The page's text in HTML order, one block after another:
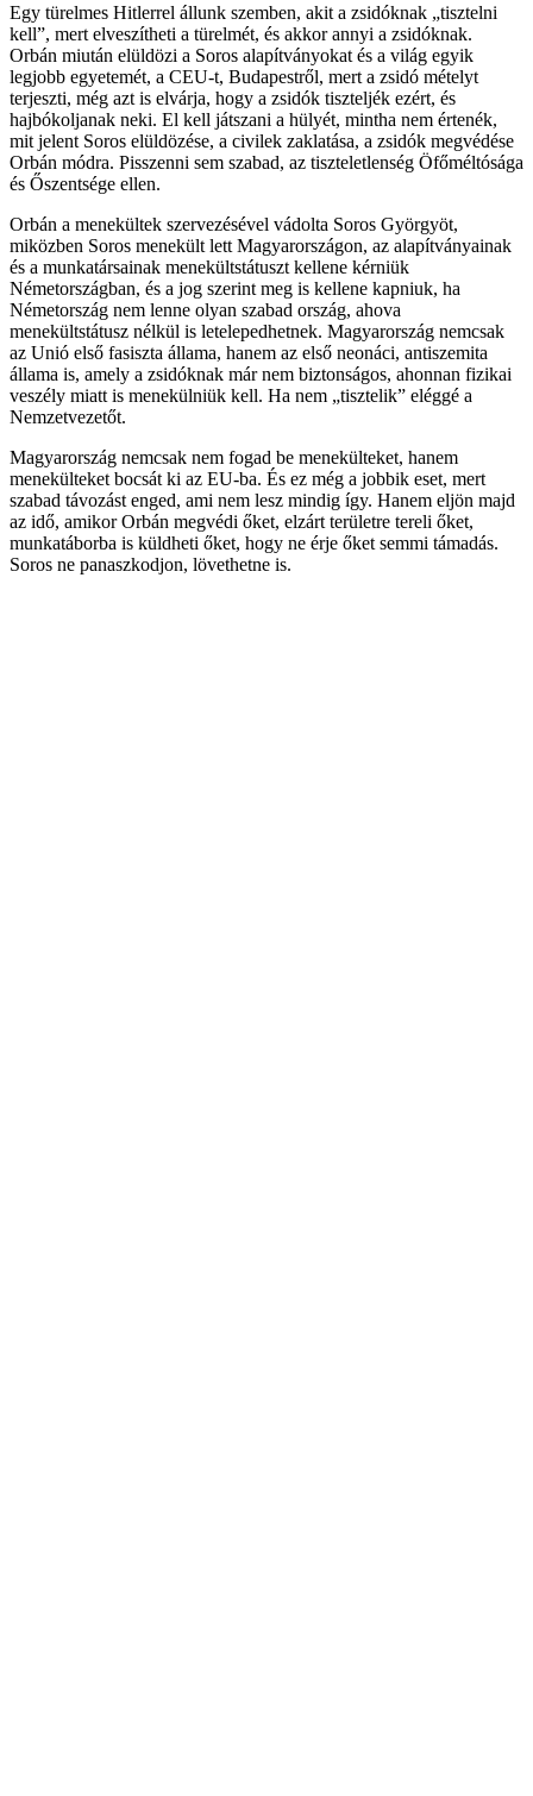
Egy türelmes Hitlerrel állunk szemben, akit a zsidóknak „tisztelni
kell”, mert elveszítheti a türelmét, és akkor annyi a zsidóknak.
Orbán miután elüldözi a Soros alapítványokat és a világ egyik
legjobb egyetemét, a CEU-t, Budapestről, mert a zsidó mételyt
terjeszti, még azt is elvárja, hogy a zsidók tiszteljék ezért, és
hajbókoljanak neki. El kell játszani a hülyét, mintha nem értenék,
mit jelent Soros elüldözése, a civilek zaklatása, a zsidók megvédése
Orbán módra. Pisszenni sem szabad, az tiszteletlenség Öfőméltósága
és Őszentsége ellen.
Orbán a menekültek szervezésével vádolta Soros Györgyöt,
miközben Soros menekült lett Magyarországon, az alapítványainak
és a munkatársainak menekültstátuszt kellene kérniük
Németországban, és a jog szerint meg is kellene kapniuk, ha
Németország nem lenne olyan szabad ország, ahova
menekültstátusz nélkül is letelepedhetnek. Magyarország nemcsak
az Unió első fasiszta állama, hanem az első neonáci, antiszemita
állama is, amely a zsidóknak már nem biztonságos, ahonnan fizikai
veszély miatt is menekülniük kell. Ha nem „tisztelik” eléggé a
Nemzetvezetőt.
Magyarország nemcsak nem fogad be menekülteket, hanem
menekülteket bocsát ki az EU-ba. És ez még a jobbik eset, mert
szabad távozást enged, ami nem lesz mindig így. Hanem eljön majd
az idő, amikor Orbán megvédi őket, elzárt területre tereli őket,
munkatáborba is küldheti őket, hogy ne érje őket semmi támadás.
Soros ne panaszkodjon, lövethetne is.